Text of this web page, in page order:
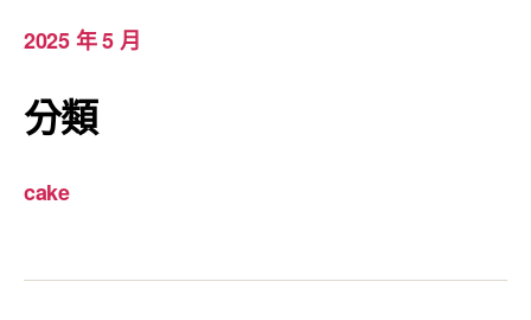
2025 年 5 月
分類
cake